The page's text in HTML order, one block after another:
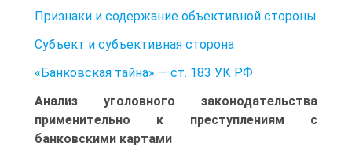
Признаки и содержание объективной стороны
Субъект и субъективная сторона
«Банковская тайна» — ст. 183 УК РФ
Анализ уголовного законодательства
применительно к преступлениям с
банковскими картами